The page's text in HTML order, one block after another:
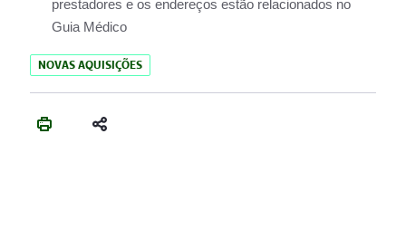
prestadores e os endereços estão relacionados no
Guia Médico
NOVAS AQUISIÇÕES